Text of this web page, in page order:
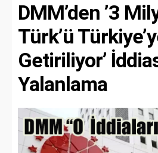
DMM’den ’3
Türk’ü
Getiriliyor’
Yalanlama